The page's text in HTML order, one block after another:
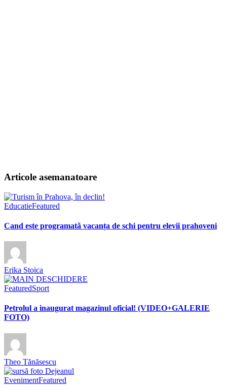
Articole asemanatoare
EducatieFeatured
Cand este programată vacanța de schi pentru elevii prahoveni
Erika Stoica
FeaturedSport
Petrolul a inaugurat magazinul oficial! (VIDEO+GALERIE
FOTO)
Theo Tănăsescu
EvenimentFeatured